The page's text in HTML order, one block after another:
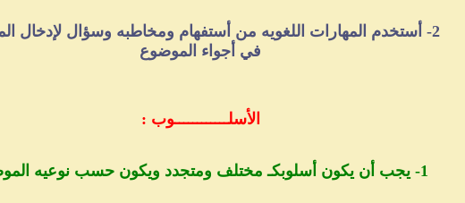
2- أستخدم المهارات اللغويه من أستفهام ومخاطبه وسؤال لإدخال المشاهد
في أجواء الموضوع
الأسلــــــــــــوب :
1- يجب أن يكون أسلوبكـ مختلف ومتجدد ويكون حسب نوعيه الموضوع